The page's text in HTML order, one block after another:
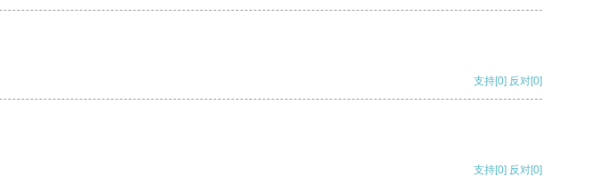
支持[0] 反对[0]
支持[0] 反对[0]